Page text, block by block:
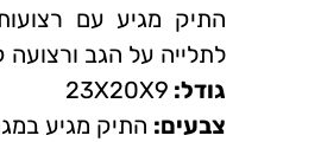
התיק מגיע עם
לתלייה על הגב
גודל: 23X20X9
צבעים: התיק מגיע